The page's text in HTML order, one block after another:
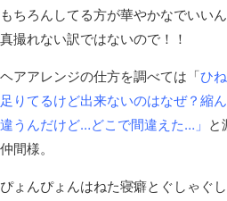
もちろんしてる方が華やかなでいい
真撮れない訳ではないので！！
ヘアアレンジの仕方を調べては「ひ
足りてるけど出来ないのはなぜ？縮
違うんだけど…どこで間違えた…」 と
仲間様。
ぴょんぴょんはねた寝癖とぐしゃぐ